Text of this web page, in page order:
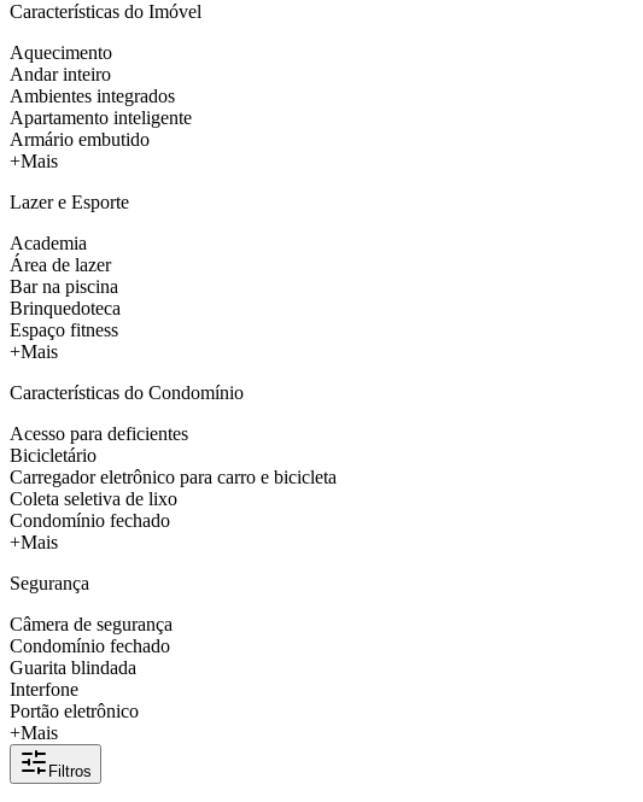
Características do Imóvel
Aquecimento
Andar inteiro
Ambientes integrados
Apartamento inteligente
Armário embutido
+Mais
Lazer e Esporte
Academia
Área de lazer
Bar na piscina
Brinquedoteca
Espaço fitness
+Mais
Características do Condomínio
Acesso para deficientes
Bicicletário
Carregador eletrônico para carro e bicicleta
Coleta seletiva de lixo
Condomínio fechado
+Mais
Segurança
Câmera de segurança
Condomínio fechado
Guarita blindada
Interfone
Portão eletrônico
+Mais
Filtros